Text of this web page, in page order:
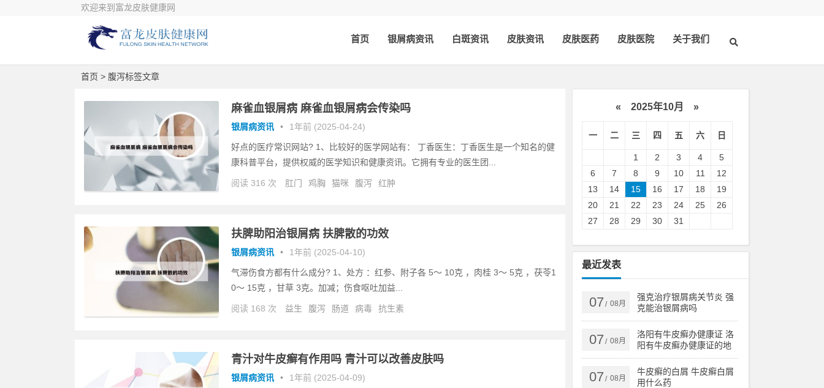
欢迎来到富龙皮肤健康网
首页 银屑病资讯 白斑资讯 皮肤资讯 皮肤医药 皮肤医院 关于我们
首页 > 腹泻标签文章
麻雀血银屑病 麻雀血银屑病会传染吗
银屑病资讯 • 1年前 (2025-04-24)
好点的医疗常识网站? 1、比较好的医学网站有： 丁香医生：丁香医生是一个知名的健
康科普平台，提供权威的医学知识和健康资讯。它拥有专业的医生团...
阅读 316 次 肛门 鸡胸 猫咪 腹泻 红肿
扶脾助阳治银屑病 扶脾散的功效
银屑病资讯 • 1年前 (2025-04-10)
气滞伤食方都有什么成分? 1、处方 ：红参、附子各 5～ 10克 ，肉桂 3～ 5克 ，茯苓1
0～ 15克 ，甘草 3克。加减；伤食呕吐加益...
阅读 168 次 益生 腹泻 肠道 病毒 抗生素
青汁对牛皮癣有作用吗 青汁可以改善皮肤吗
银屑病资讯 • 1年前 (2025-04-09)
« 2025年10月 »
一 二 三 四 五 六 日
1 2 3 4
5
6
7 8 9 10 11
12
13
14 15 16 17 18
19
20
21 22 23 24 25
26
27
28 29 30 31
最近发表
07 / 08月
强克治疗银屑病关节炎 强
克能治银屑病吗
07 / 08月
洛阳有牛皮癣办健康证 洛
阳有牛皮癣办健康证的地
方吗
07 / 08月
牛皮癣的白屑 牛皮癣白屑
用什么药